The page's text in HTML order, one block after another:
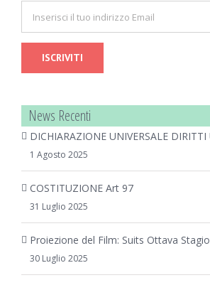
News Recenti
DICHIARAZIONE UNIVERSALE
1 Agosto 2025
COSTITUZIONE Art 97
31 Luglio 2025
Proiezione del Film: Suits Ottava
30 Luglio 2025